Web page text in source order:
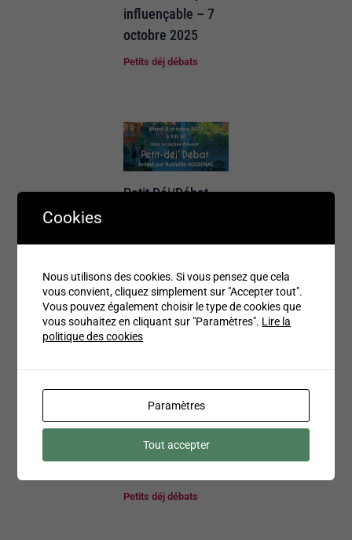
influençable – 7
octobre 2025
Petits déj débats
Petit Déj/Débat –
Atelier de
présentation du
DCL – Le 19
Petits déj débats
Cookies
Nous utilisons des cookies. Si vous pensez que cela
vous convient, cliquez simplement sur "Accepter tout".
Vous pouvez également choisir le type de cookies que
vous souhaitez en cliquant sur "Paramètres". Lire la
politique des cookies
Paramètres
Tout accepter